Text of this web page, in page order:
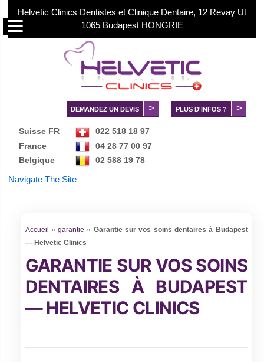
Helvetic Clinics Dentistes et Clinique Dentaire, 12 Revay Ut
1065 Budapest HONGRIE
DEMANDEZ UN DEVIS PLUS D'INFOS ?
Suisse FR
022 518 18 97
France
04 28 77 00 97
Belgique
02 588 19 78
Danmark
Norge
Navigate The Site
Accueil »garantie » Garantie sur vos soins dentaires à Budapest
— Helvetic Clinics
GARANTIE SUR VOS SOINS
DENTAIRES À BUDAPEST
— HELVETIC CLINICS